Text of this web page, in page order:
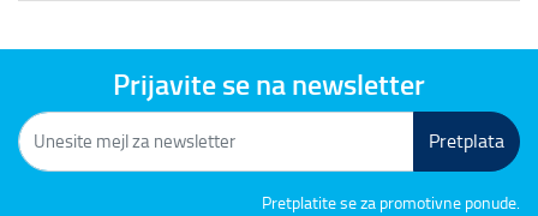
Prijavite se na newsletter
Pretplata
Pretplatite se za promotivne ponude.